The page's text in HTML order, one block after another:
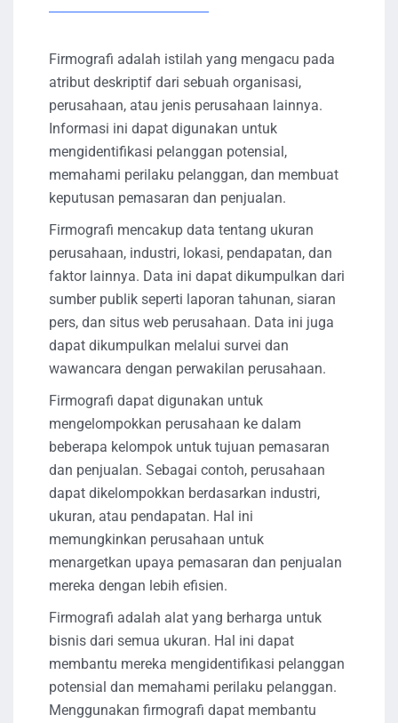
Firmografi adalah istilah yang mengacu pada
atribut deskriptif dari sebuah organisasi,
perusahaan, atau jenis perusahaan lainnya.
Informasi ini dapat digunakan untuk
mengidentifikasi pelanggan potensial,
memahami perilaku pelanggan, dan membuat
keputusan pemasaran dan penjualan.
Firmografi mencakup data tentang ukuran
perusahaan, industri, lokasi, pendapatan, dan
faktor lainnya. Data ini dapat dikumpulkan dari
sumber publik seperti laporan tahunan, siaran
pers, dan situs web perusahaan. Data ini juga
dapat dikumpulkan melalui survei dan
wawancara dengan perwakilan perusahaan.
Firmografi dapat digunakan untuk
mengelompokkan perusahaan ke dalam
beberapa kelompok untuk tujuan pemasaran
dan penjualan. Sebagai contoh, perusahaan
dapat dikelompokkan berdasarkan industri,
ukuran, atau pendapatan. Hal ini
memungkinkan perusahaan untuk
menargetkan upaya pemasaran dan penjualan
mereka dengan lebih efisien.
Firmografi adalah alat yang berharga untuk
bisnis dari semua ukuran. Hal ini dapat
membantu mereka mengidentifikasi pelanggan
potensial dan memahami perilaku pelanggan.
Menggunakan firmografi dapat membantu